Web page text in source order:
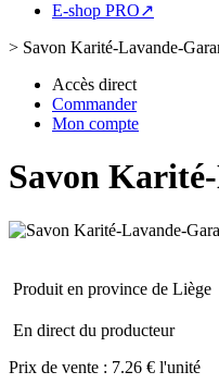
E-shop PRO↗
> Savon Karité-Lavande-
Accès direct
Commander
Mon compte
Savon
Produit en province de Liège
En direct du producteur
Prix de vente : 7.26 € l'unité